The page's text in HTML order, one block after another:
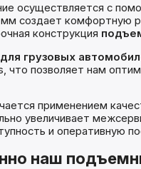
осуществляется с
создает комфортную
конструкция
грузовых
что позволяет нам
применением
увеличивает
и оперативную
наш